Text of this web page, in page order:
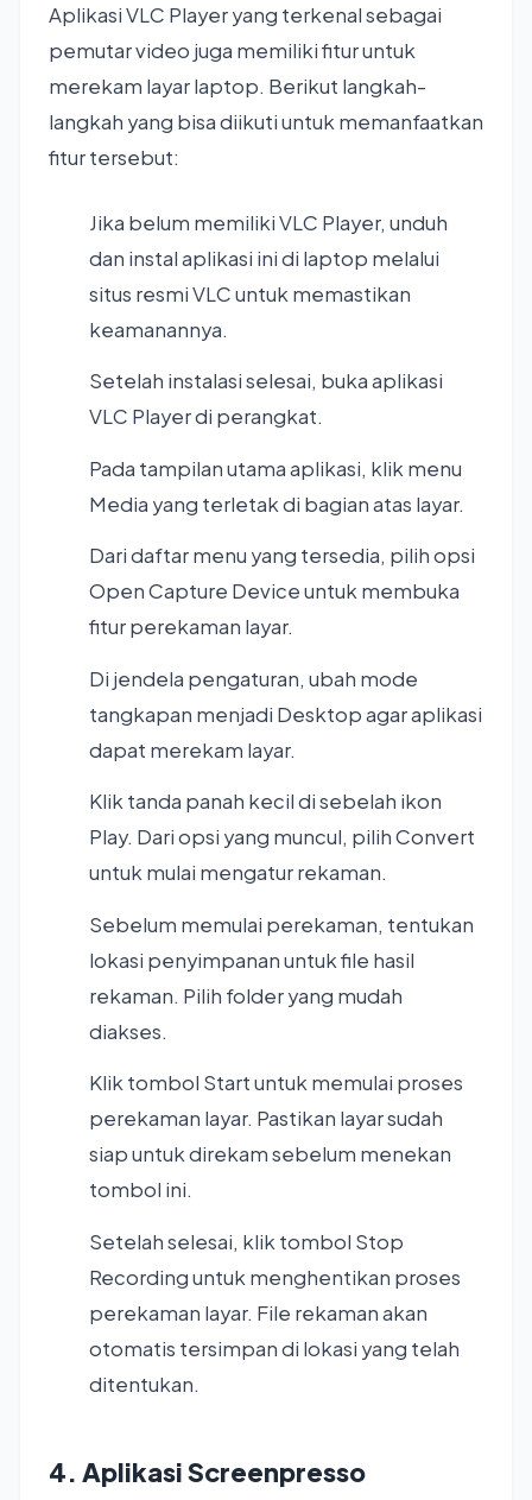
Aplikasi VLC Player yang terkenal sebagai
pemutar video juga memiliki fitur untuk
merekam layar laptop. Berikut langkah-
langkah yang bisa diikuti untuk memanfaatkan
fitur tersebut:
Jika belum memiliki VLC Player, unduh
dan instal aplikasi ini di laptop melalui
situs resmi VLC untuk memastikan
keamanannya.
Setelah instalasi selesai, buka aplikasi
VLC Player di perangkat.
Pada tampilan utama aplikasi, klik menu
Media yang terletak di bagian atas layar.
Dari daftar menu yang tersedia, pilih opsi
Open Capture Device untuk membuka
fitur perekaman layar.
Di jendela pengaturan, ubah mode
tangkapan menjadi Desktop agar aplikasi
dapat merekam layar.
Klik tanda panah kecil di sebelah ikon
Play. Dari opsi yang muncul, pilih Convert
untuk mulai mengatur rekaman.
Sebelum memulai perekaman, tentukan
lokasi penyimpanan untuk file hasil
rekaman. Pilih folder yang mudah
diakses.
Klik tombol Start untuk memulai proses
perekaman layar. Pastikan layar sudah
siap untuk direkam sebelum menekan
tombol ini.
Setelah selesai, klik tombol Stop
Recording untuk menghentikan proses
perekaman layar. File rekaman akan
otomatis tersimpan di lokasi yang telah
ditentukan.
4. Aplikasi Screenpresso